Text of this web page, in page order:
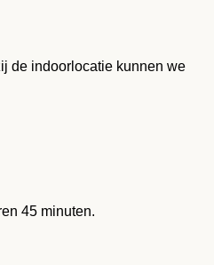
de indoorlocatie kunnen we
45 minuten.